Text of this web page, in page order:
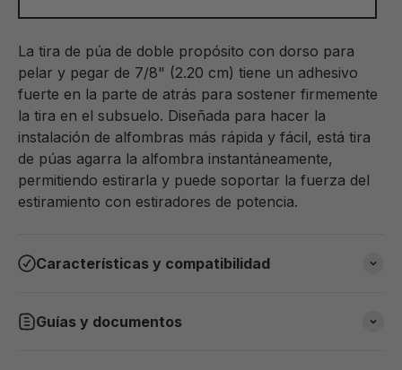
La tira de púa de doble propósito con dorso para
pelar y pegar de 7/8" (2.20 cm) tiene un adhesivo
fuerte en la parte de atrás para sostener firmemente
la tira en el subsuelo. Diseñada para hacer la
instalación de alfombras más rápida y fácil, está tira
de púas agarra la alfombra instantáneamente,
permitiendo estirarla y puede soportar la fuerza del
estiramiento con estiradores de potencia.
Características y compatibilidad
Guías y documentos